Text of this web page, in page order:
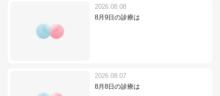
2026.08.08
8月9日の診療は
2026.08.07
8月8日の診療は